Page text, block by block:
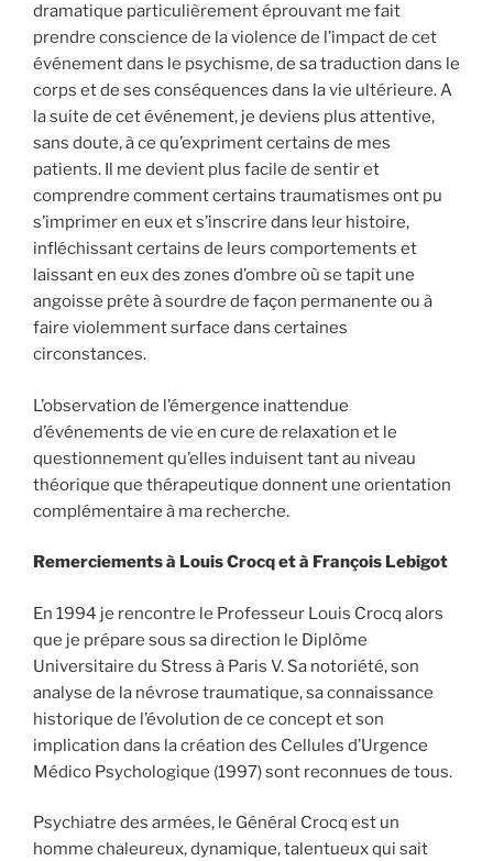
dramatique particulièrement éprouvant me fait
prendre conscience de la violence de l’impact de cet
événement dans le psychisme, de sa traduction dans le
corps et de ses conséquences dans la vie ultérieure. A
la suite de cet événement, je deviens plus attentive,
sans doute, à ce qu’expriment certains de mes
patients. Il me devient plus facile de sentir et
comprendre comment certains traumatismes ont pu
s’imprimer en eux et s’inscrire dans leur histoire,
infléchissant certains de leurs comportements et
laissant en eux des zones d’ombre où se tapit une
angoisse prête à sourdre de façon permanente ou à
faire violemment surface dans certaines
circonstances.
L’observation de l’émergence inattendue
d’événements de vie en cure de relaxation et le
questionnement qu’elles induisent tant au niveau
théorique que thérapeutique donnent une orientation
complémentaire à ma recherche.
Remerciements à Louis Crocq et à François Lebigot
En 1994 je rencontre le Professeur Louis Crocq alors
que je prépare sous sa direction le Diplôme
Universitaire du Stress à Paris V. Sa notoriété, son
analyse de la névrose traumatique, sa connaissance
historique de l’évolution de ce concept et son
implication dans la création des Cellules d’Urgence
Médico Psychologique (1997) sont reconnues de tous.
Psychiatre des armées, le Général Crocq est un
homme chaleureux, dynamique, talentueux qui sait